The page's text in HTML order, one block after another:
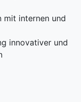
mit internen und
innovativer und